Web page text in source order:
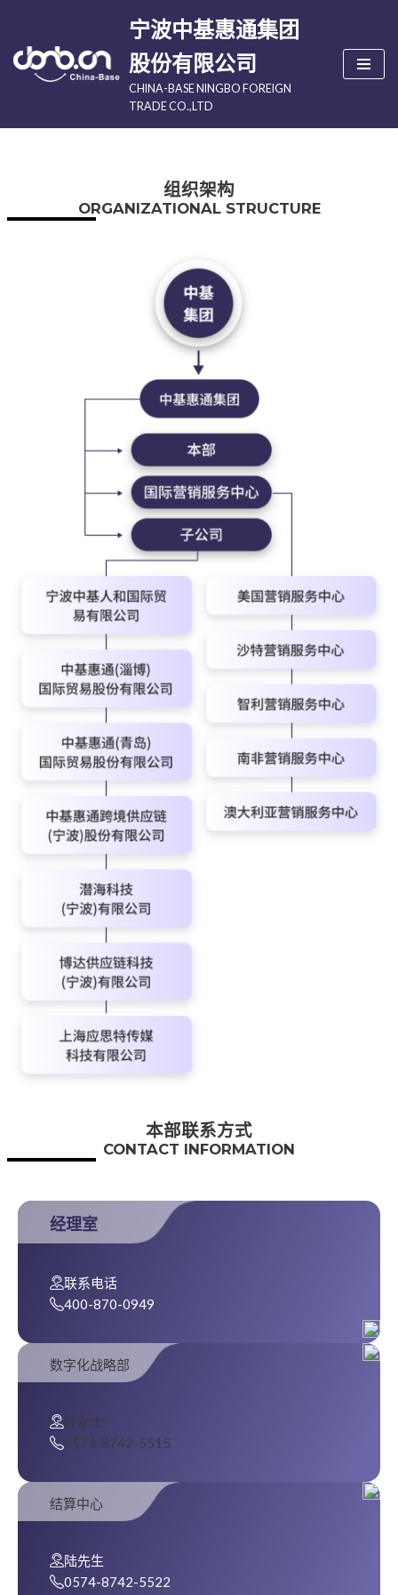
跳
至
宁波中基惠通集团
股份有限公司
CHINA-BASE NINGBO FOREIGN
TRADE CO.,LTD
组织架构
ORGANIZATIONAL STRUCTURE
本部联系方式
CONTACT INFORMATION
经理室
联系电话
400-870-0949
数字化战略部
叶女士
0574-8742-5515
结算中心
陆先生
0574-8742-5522